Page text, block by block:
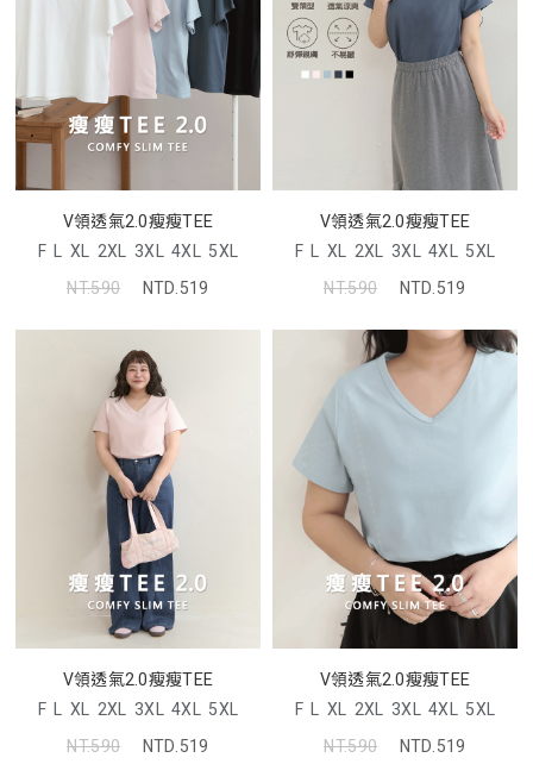
V領透氣2.0瘦瘦TEE
F L XL 2XL 3XL 4XL 5XL
NT.590
NTD.519
V領透氣2.0瘦瘦TEE
F L XL 2XL 3XL 4XL 5XL
NT.590
NTD.519
V領透氣2.0瘦瘦TEE
F L XL 2XL 3XL 4XL 5XL
NT.590
NTD.519
V領透氣2.0瘦瘦TEE
F L XL 2XL 3XL 4XL 5XL
NT.590
NTD.519